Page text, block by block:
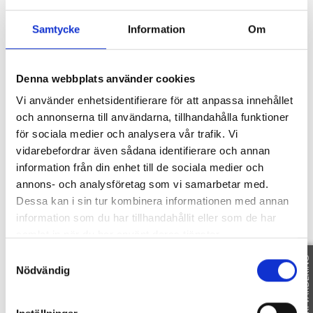
Samtycke Information Om
Denna webbplats använder cookies
Vi använder enhetsidentifierare för att anpassa innehållet
och annonserna till användarna, tillhandahålla funktioner
för sociala medier och analysera vår trafik. Vi
vidarebefordrar även sådana identifierare och annan
information från din enhet till de sociala medier och
annons- och analysföretag som vi samarbetar med.
Dessa kan i sin tur kombinera informationen med annan
information som du har tillhandahållit eller som de har
Nödvändig
bostad i ett uppväxt villaområde och det i en
Bostadsrättsförening utan skulder med mycket
låga månadsavgifter.
Område
SE OMRÅDE
Fakta
SE FAKTA FRI VÄRDERING